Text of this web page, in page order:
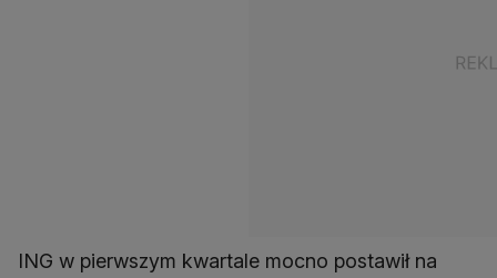
ING w pierwszym kwartale mocno postawił na